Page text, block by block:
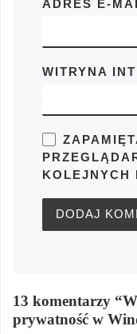
ADRES E-
WITRYNA
KOLEJNYCH
13 komentarzy
prywatność w